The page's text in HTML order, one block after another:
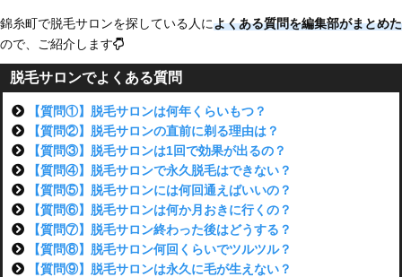
錦糸町で脱毛サロンを探している人によくある質問を編集部がまとめた
ので、ご紹介します
脱毛サロンでよくある質問
【質問①】脱毛サロンは何年くらいもつ？
【質問②】脱毛サロンの直前に剃る理由は？
【質問③】脱毛サロンは1回で効果が出るの？
【質問④】脱毛サロンで永久脱毛はできない？
【質問⑤】脱毛サロンには何回通えばいいの？
【質問⑥】脱毛サロンは何か月おきに行くの？
【質問⑦】脱毛サロン終わった後はどうする？
【質問⑧】脱毛サロン何回くらいでツルツル？
【質問⑨】脱毛サロンは永久に毛が生えない？